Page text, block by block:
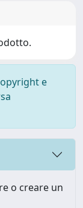
e
o creare un